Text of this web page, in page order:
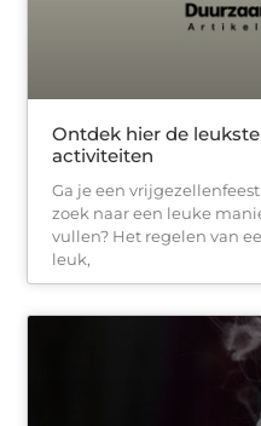
Ontdek hier de
activiteiten
Ga je een
zoek naar een leuke
vullen? Het regelen van
leuk,